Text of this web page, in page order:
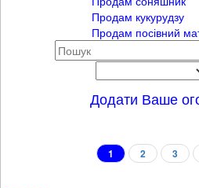
Продам кукурудзу
Продам посівний
Додати Ваше
1 2 3